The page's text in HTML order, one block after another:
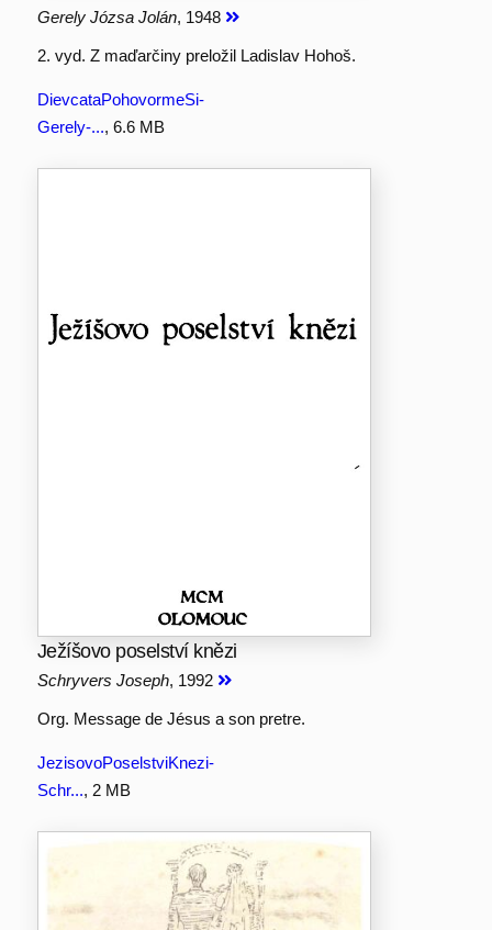
Gerely Józsa Jolán, 1948
2. vyd. Z maďarčiny preložil Ladislav Hohoš.
DievcataPohovormeSi-
Gerely-..., 6.6 MB
Ježíšovo poselství knězi
Schryvers Joseph, 1992
Org. Message de Jésus a son pretre.
JezisovoPoselstviKnezi-
Schr..., 2 MB